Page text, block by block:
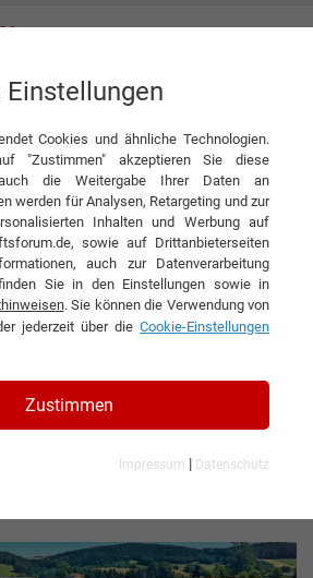
Gesellschaft mbH
Gesellschaft mbH
EMPFEHLEN
zu Glasfaser: Die
Dr. Stefan Gintenreiter,
der LIWEST Kabelmedien
Einstellungen
Cookies und ähnliche Technologien.
"Zustimmen" akzeptieren Sie diese
die Weitergabe Ihrer Daten an
werden für Analysen, Retargeting und zur
Inhalten und Werbung auf
sowie auf Drittanbieterseiten
auch zur Datenverarbeitung
Sie in den Einstellungen sowie in
. Sie können die Verwendung von
jederzeit über die Cookie-Einstellungen
Zustimmen
Impressum | Datenschutz